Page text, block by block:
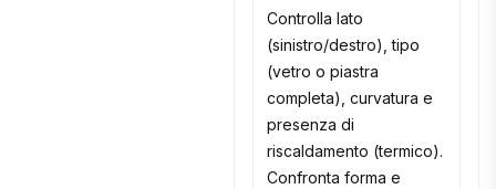
Controlla lato
(sinistro/destro), tipo
(vetro o piastra
completa), curvatura e
presenza di
riscaldamento (termico).
Confronta forma e